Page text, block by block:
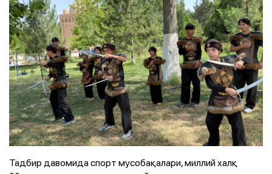
Тадбир давомида спорт мусобақалари, миллий халқ